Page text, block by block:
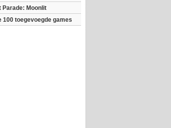
Parade: Moonlit
100 toegevoegde games